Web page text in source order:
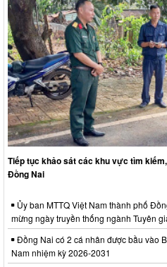
Tiếp tục khảo sát các khu vực tìm
Đồng Nai
Ủy ban MTTQ Việt Nam thành phố
mừng ngày truyền thống ngành Tuyên
Đồng Nai có 2 cá nhân được bầu vào
Nam nhiệm kỳ 2026-2031